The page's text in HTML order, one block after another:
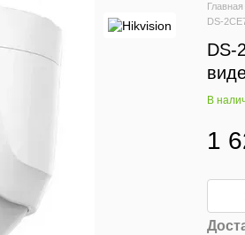
Главная
DS-
DS-
В
1